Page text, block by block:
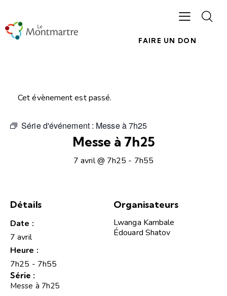
FAIRE UN DON
Cet évènement est passé.
Série d'événement : Messe à 7h25
Messe à 7h25
7 avril @ 7h25 - 7h55
Détails
Date :
7 avril
Heure :
7h25 - 7h55
Série :
Messe à 7h25
Organisateurs
Lwanga Kambale
Édouard Shatov